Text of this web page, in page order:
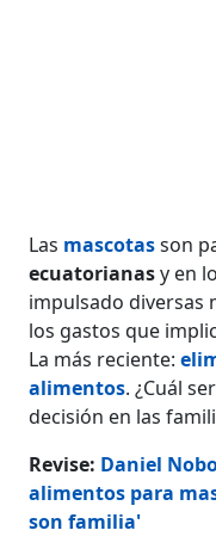
Las mascotasson
ecuatorianasy en
impulsado diversas
los gastos que
La más reciente:
alimentos. ¿Cuál
decisión en las
Revise: Daniel
alimentos para
son familia'